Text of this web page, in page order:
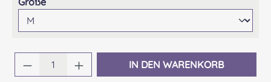
Produkt Anzahl: Gib den gewünschten
IN DEN WARENKORB